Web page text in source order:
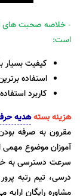
- خلاصه صحبت های
است:
کیفیت بسیار
استفاده
کاربرد
هزینه بستههدیه
مقرون به صرفه
آموزان موضوع
سرعت دسترسی به
درسی، تیم رتبه
مشاوره رایگان